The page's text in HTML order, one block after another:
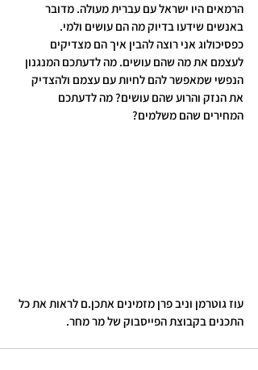
הרמאים היו ישראל עם עברית מעולה. מדובר
באנשים שידעו בדיוק מה הם עושים ולמי.
כפסיכולוג אני רוצה להבין איך הם מצדיקים
לעצמם את מה שהם עושים. מה לדעתכם המנגנון
הנפשי שמאפשר להם לחיות עם עצמם ולהצדיק
את הנזק והרוע שהם עושים? מה לדעתכם
המחירים שהם משלמים?
עוז גוטרמן וניב פרן מזמינים אתכן.ם לראות את כל
התכנים בקבוצת הפייסבוק של מר מחר.